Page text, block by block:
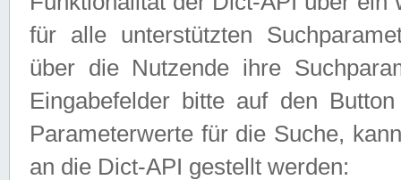
für alle unterstützten
über die Nutzende ihre
Eingabefelder bitte auf den
Parameterwerte für die Suche,
an die Dict-API gestellt werden: